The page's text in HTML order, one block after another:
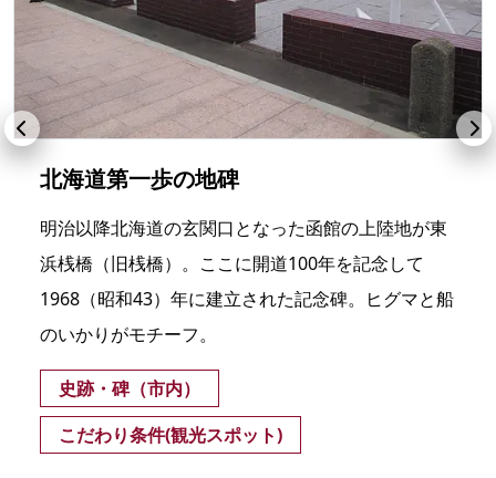
北海道第一歩の地碑
明治以降北海道の玄関口となった函館の上陸地が東
浜桟橋（旧桟橋）。ここに開道100年を記念して
1968（昭和43）年に建立された記念碑。ヒグマと船
のいかりがモチーフ。
史跡・碑（市内）
こだわり条件(観光スポット)